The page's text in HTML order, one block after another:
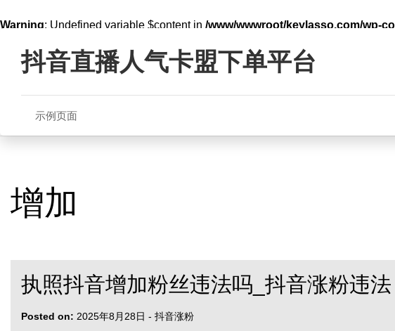
Warning: Undefined variable $content in /www/wwwroot/keylasso.com/wp-
content抖音直播人气卡盟下单平台
示例页面
增加
执照抖音增加粉丝违法吗_抖音涨粉违法
Posted on: 2025年8月28日 - 抖音涨粉